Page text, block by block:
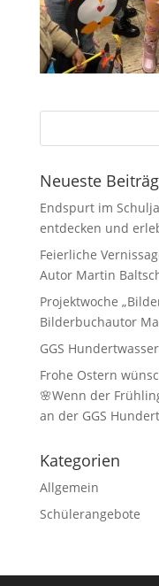
Neueste
Endspurt im
entdecken und
Feierliche
Autor Martin
Projektwoche
Bilderbuchautor
GGS
Frohe Ostern
🌸Wenn der
an der GGS
Kategorien
Allgemein
Schülerangebote